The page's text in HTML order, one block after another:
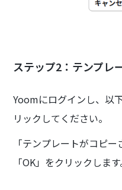
ステップ2：テンプレ
Yoomにログインし、以
リックしてください。
「テンプレートがコピ
「OK」をクリックします